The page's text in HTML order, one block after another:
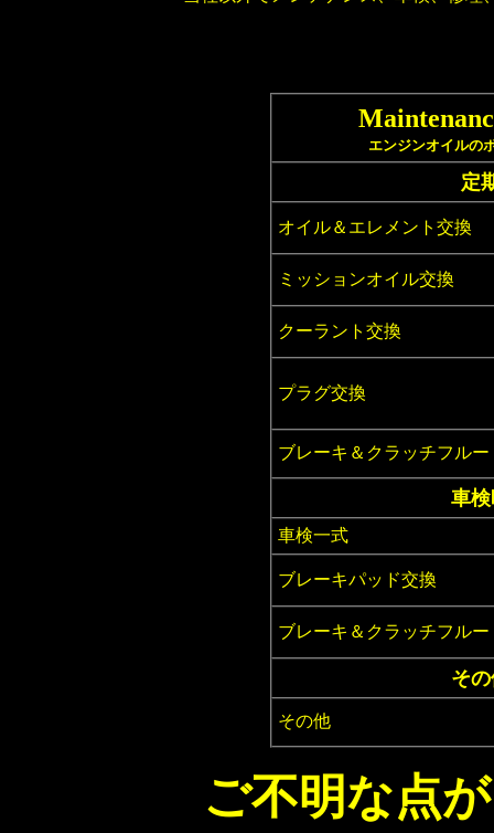
エンジンオイルの
定
オイル＆ エレメント 交換
ミッションオイル交換
クーラント 交換
プラグ交換
ブレーキ＆クラッチフルー
車
車検一式
ブレーキパッド交換
ブレーキ＆クラッチフルー
そ
その他
ご不明な点